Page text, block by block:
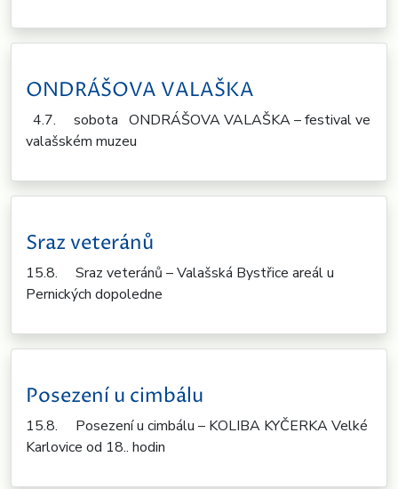
ONDRÁŠOVA VALAŠKA
4.7. sobota ONDRÁŠOVA VALAŠKA – festival ve
valašském muzeu
Sraz veteránů
15.8. Sraz veteránů – Valašská Bystřice areál u
Pernických dopoledne
Posezení u cimbálu
15.8. Posezení u cimbálu – KOLIBA KYČERKA Velké
Karlovice od 18.. hodin